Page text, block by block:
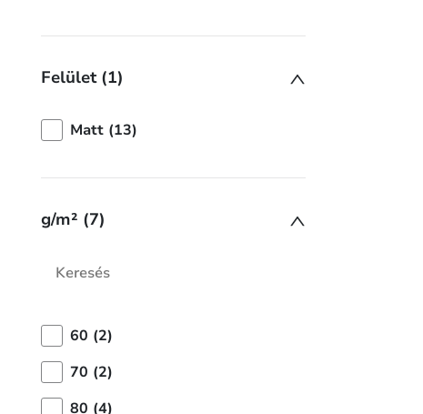
Felület (1)
Matt (13)
g/m² (7)
60 (2)
70 (2)
80 (4)